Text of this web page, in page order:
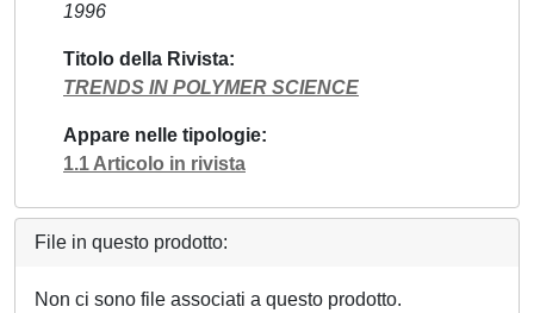
1996
Titolo della Rivista
TRENDS IN POLYMER SCIENCE
Appare nelle tipologie
1.1 Articolo in rivista
File in questo prodotto:
Non ci sono file associati a questo prodotto.